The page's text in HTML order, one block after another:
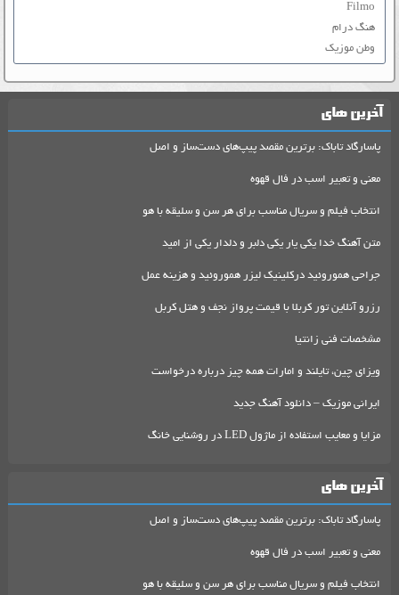
Filmo
هنگ درام
وطن موزیک
آخرین های
پاسارگاد تاباک: برترین مقصد پیپ‌های دست‌ساز و اصل
معنی و تعبیر اسب در فال قهوه
انتخاب فیلم و سریال مناسب برای هر سن و سلیقه با هو
متن آهنگ خدا یکی یار یکی دلبر و دلدار یکی از امید
جراحی هموروئید درکلینیک لیزر هموروئید و هزینه عمل
رزرو آنلاین تور کربلا با قیمت پرواز نجف و هتل کربل
مشخصات فنی زانتیا
ویزای چین، تایلند و امارات همه چیز درباره درخواست
ایرانی موزیک – دانلود آهنگ جدید
مزایا و معایب استفاده از ماژول LED در روشنایی خانگ
آخرین های
پاسارگاد تاباک: برترین مقصد پیپ‌های دست‌ساز و اصل
معنی و تعبیر اسب در فال قهوه
انتخاب فیلم و سریال مناسب برای هر سن و سلیقه با هو